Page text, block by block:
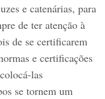
e catenárias, para
de ter atenção à
de se certificarem
e certificações
las
se tornem um